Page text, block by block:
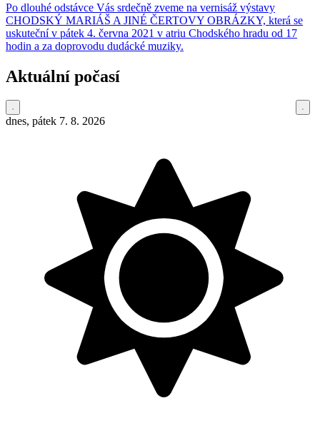
Po dlouhé odstávce Vás srdečně zveme na vernisáž výstavy
CHODSKÝ MARIÁŠ A JINÉ ČERTOVY OBRÁZKY, která se
uskuteční v pátek 4. června 2021 v atriu Chodského hradu od 17
hodin a za doprovodu dudácké muziky.
Aktuální počasí
dnes, pátek 7. 8. 2026